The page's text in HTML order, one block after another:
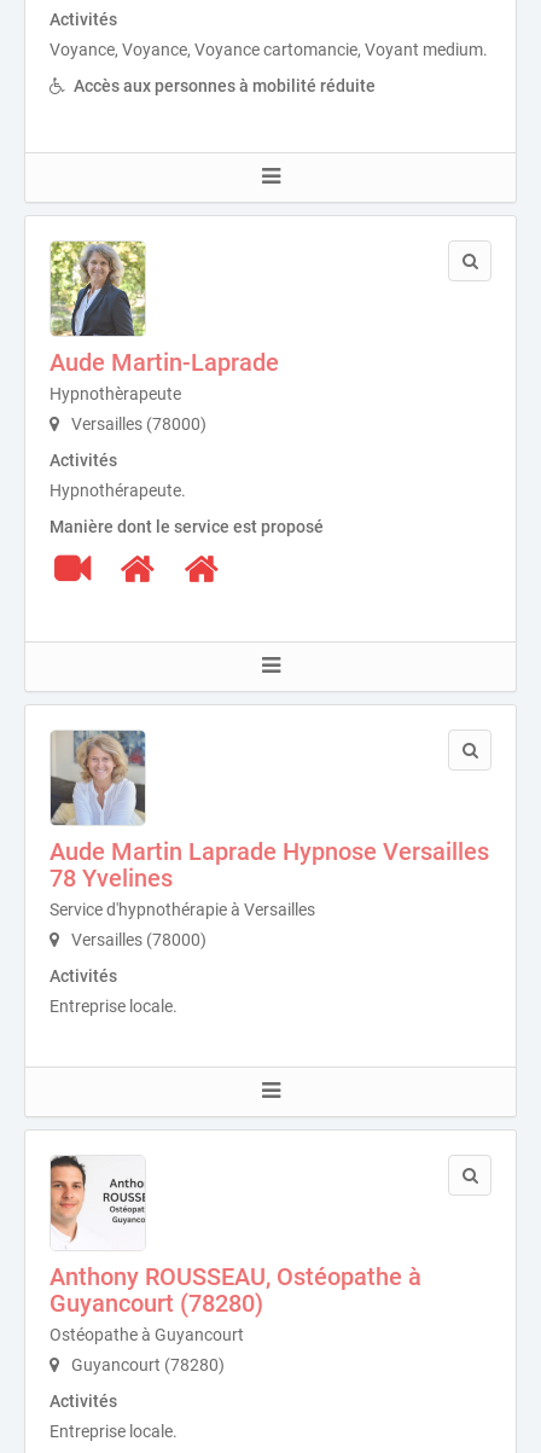
Activités
Voyance, Voyance, Voyance cartomancie, Voyant medium.
Accès aux personnes à mobilité réduite
Aude Martin-Laprade
Hypnothèrapeute
Versailles (78000)
Activités
Hypnothérapeute.
Manière dont le service est proposé
Aude Martin Laprade Hypnose Versailles
78 Yvelines
Service d'hypnothérapie à Versailles
Versailles (78000)
Activités
Entreprise locale.
Anthony ROUSSEAU, Ostéopathe à
Guyancourt (78280)
Ostéopathe à Guyancourt
Guyancourt (78280)
Activités
Entreprise locale.